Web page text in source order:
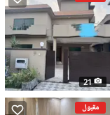
21
مقبول